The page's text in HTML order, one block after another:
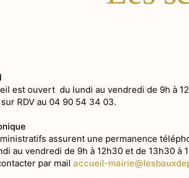
est ouvert du lundi au vendredi de 9h à
RDV au 04 90 54 34 03.
assurent une permanence
au vendredi de 9h à 12h30 et de 13h30 à
par mail accueil-